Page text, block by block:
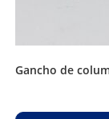
gancho de